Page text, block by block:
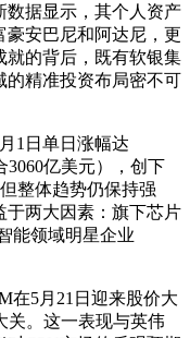
数据显示，其个人资产
豪安巴尼和阿达尼，更
就的背后，既有软银集
的精准投资布局密不可
1日单日涨幅达
3060亿美元），创下
整体趋势仍保持强
于两大因素：旗下芯片
能领域明星企业
在5月21日迎来股价大
关。这一表现与英伟